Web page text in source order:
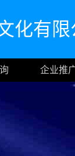
化有限
企业推